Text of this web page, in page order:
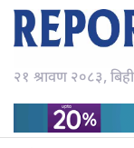
२१ श्रावण २०८३,